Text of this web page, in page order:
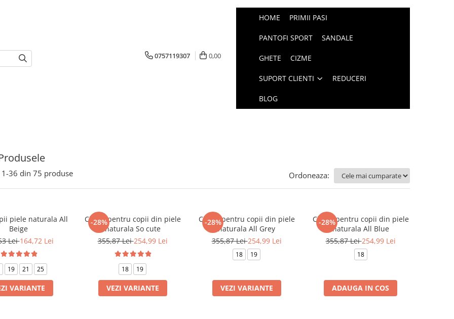
0757119307 0,00
HOME PRIMII PASI
PANTOFI SPORT SANDALE
GHETE CIZME
SUPORT CLIENTI REDUCERI
BLOG
1-36 din 75 produse Ordoneaza:
piele naturala All
Beige
Lei164,72 Lei
19 21 25
VARIANTE
-28%
Cizme pentru copii din piele
naturala So cute
355,87 Lei254,99 Lei
18 19
VEZI VARIANTE
-28%
Cizme pentru copii din piele
naturala All Grey
355,87 Lei254,99 Lei
18 19
VEZI VARIANTE
-28%
Cizme pentru copii din piele
naturala All Blue
355,87 Lei254,99 Lei
18
ADAUGA IN COS